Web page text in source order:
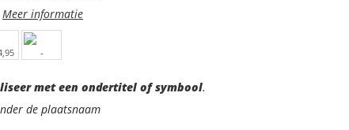
Meer informatie
met een ondertitel of symbool.
de plaatsnaam